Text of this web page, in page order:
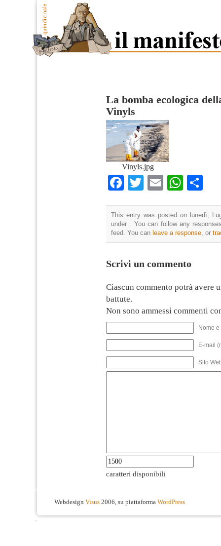
La bomba ecologica
Vinyls
Vinyls.jpg
Facebook
TwitterEmail
This entry was posted on lunedì,
under . You can follow any
feed. You can leave a response, or
Scrivi un commento
Ciascun commento potrà avere
battute.
Non sono ammessi commenti
Nome
E-mail
Sito
caratteri disponibili
Webdesign Visus 2006, su piattaforma WordPress